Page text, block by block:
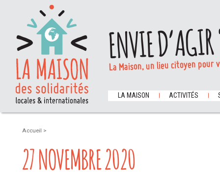
ENVIE
La Maison, un lieu citoyen
LA MAISON ACTIVITÉS
Accueil >
27 NOVEMBRE 2020